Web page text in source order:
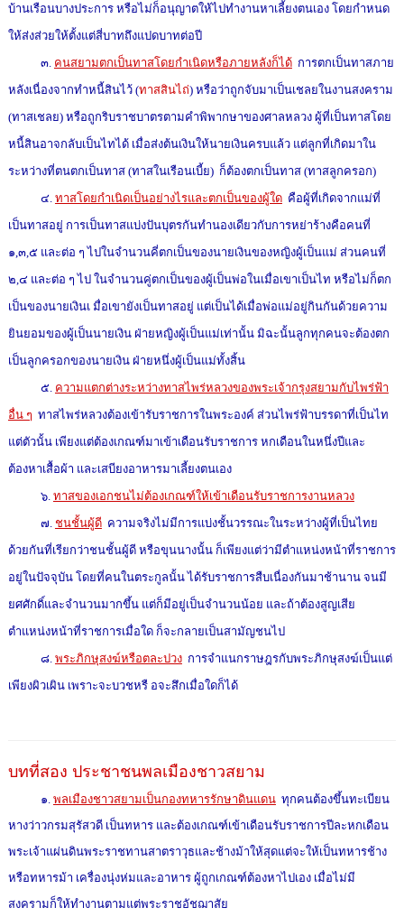
บ้านเรือนบางประการ หรือไม่ก็อนุญาตให้ไปทำงานหาเลี้ยงตนเอง โดยกำหนด
ให้ส่งส่วยให้ตั้งแต่สี่บาทถึงแปดบาทต่อปี
๓. คนสยามตกเป็นทาสโดยกำเนิดหรือภายหลังก็ได้การตกเป็นทาสภาย
หลังเนื่องจากทำหนี้สินไว้ (ทาสสินไถ่) หรือว่าถูกจับมาเป็นเชลยในงานสงคราม
(ทาสเชลย) หรือถูกริบราชบาตรตามคำพิพากษาของศาลหลวง ผู้ที่เป็นทาสโดย
หนี้สินอาจกลับเป็นไทได้ เมื่อส่งต้นเงินให้นายเงินครบแล้ว แต่ลูกที่เกิดมาใน
ระหว่างที่ตนตกเป็นทาส (ทาสในเรือนเบี้ย) ก็ต้องตกเป็นทาส (ทาสลูกครอก)
๔. ทาสโดยกำเนิดเป็นอย่างไรและตกเป็นของผู้ใดคือผู้ที่เกิดจากแม่ที่
เป็นทาสอยู่ การเป็นทาสแบ่งปันบุตรกันทำนองเดียวกับการหย่าร้างคือคนที่
๑,๓,๕ และต่อ ๆ ไปในจำนวนคี่ตกเป็นของนายเงินของหญิงผู้เป็นแม่ ส่วนคนที่
๒,๔ และต่อ ๆ ไป ในจำนวนคู่ตกเป็นของผู้เป็นพ่อในเมื่อเขาเป็นไท หรือไม่ก็ตก
เป็นของนายเงินเ มื่อเขายังเป็นทาสอยู่ แต่เป็นได้เมื่อพ่อแม่อยู่กินกันด้วยความ
ยินยอมของผู้เป็นนายเงิน ฝ่ายหญิงผู้เป็นแม่เท่านั้น มิฉะนั้นลูกทุกคนจะต้องตก
เป็นลูกครอกของนายเงิน ฝ่ายหนึ่งผู้เป็นแม่ทั้งสิ้น
๕. ความแตกต่างระหว่างทาสไพร่หลวงของพระเจ้ากรุงสยามกับไพร่ฟ้า
อื่น ๆ ทาสไพร่หลวงต้องเข้ารับราชการในพระองค์ ส่วนไพร่ฟ้าบรรดาที่เป็นไท
แต่ตัวนั้น เพียงแต่ต้องเกณฑ์มาเข้าเดือนรับราชการ หกเดือนในหนึ่งปีและ
ต้องหาเสื้อผ้า และเสบียงอาหารมาเลี้ยงตนเอง
๖. ทาสของเอกชนไม่ต้องเกณฑ์ให้เข้าเดือนรับราชการงานหลวง
๗. ชนชั้นผู้ดีความจริงไม่มีการแบ่งชั้นวรรณะในระหว่างผู้ที่เป็นไทย
ด้วยกันที่เรียกว่าชนชั้นผู้ดี หรือขุนนางนั้น ก็เพียงแต่ว่ามีตำแหน่งหน้าที่ราชการ
อยู่ในปัจจุบัน โดยที่คนในตระกูลนั้น ได้รับราชการสืบเนื่องกันมาช้านาน จนมี
ยศศักดิ์และจำนวนมากขึ้น แต่ก็มีอยู่เป็นจำนวนน้อย และถ้าต้องสูญเสีย
ตำแหน่งหน้าที่ราชการเมื่อใด ก็จะกลายเป็นสามัญชนไป
๘. พระภิกษุสงฆ์หรือตละปวงการจำแนกราษฎรกับพระภิกษุสงฆ์เป็นแต่
เพียงผิวเผิน เพราะจะบวชหรื อจะสึกเมื่อใดก็ได้
บทที่สอง ประชาชนพลเมืองชาวสยาม
๑. พลเมืองชาวสยามเป็นกองทหารรักษาดินแดนทุกคนต้องขึ้นทะเบียน
หางว่าวกรมสุรัสวดี เป็นทหาร และต้องเกณฑ์เข้าเดือนรับราชการปีละหกเดือน
พระเจ้าแผ่นดินพระราชทานสาตราวุธและช้างม้าให้สุดแต่จะให้เป็นทหารช้าง
หรือทหารม้า เครื่องนุ่งห่มและอาหาร ผู้ถูกเกณฑ์ต้องหาไปเอง เมื่อไม่มี
สงครามก็ให้ทำงานตามแต่พระราชอัชฌาสัย